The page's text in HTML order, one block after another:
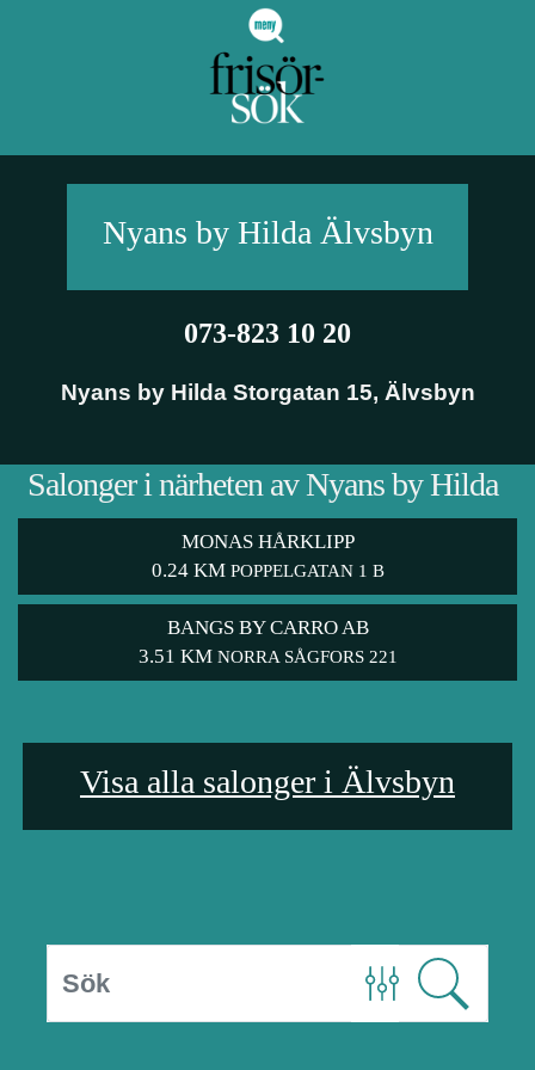
Nyans by HildaÄlvsbyn
073-823 10 20
Nyans by Hilda Storgatan 15, Älvsbyn
Salonger i närheten av Nyans by Hilda
MONAS HÅRKLIPP
0.24 KM POPPELGATAN 1 B
BANGS BY CARRO AB
3.51 KM NORRA SÅGFORS 221
Visa alla salonger i Älvsbyn